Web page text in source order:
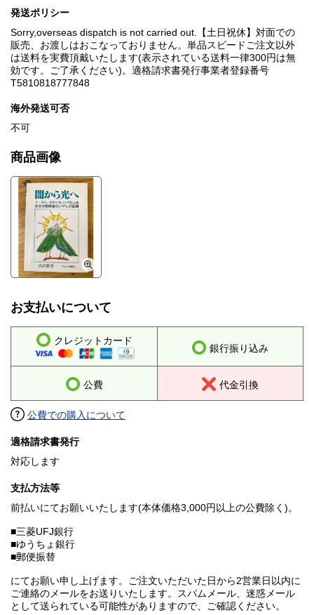
発送ポリシー
Sorry,overseas dispatch is not carried out.【土日祝休】対面での
販売、お渡しはおこなっておりません。単品スピードご注文以外
は送料を実費頂戴いたします(表示されている送料一律300円は無
効です。ご了承ください)。適格請求書発行事業者登録番号
T5810818777848
海外発送可否
不可
商品画像
お支払いについて
クレジットカード
銀行振り込み
公費 代金引換
公費での購入について
適格請求書発行
対応します
支払方法等
前払いにてお願いいたします(本体価格3,000円以上の公費除く)。
■三菱UFJ銀行
■ゆうちょ銀行
■郵便振替
にてお願い申し上げます。ご注文いただいた日から2営業日以内に
ご連絡のメールをお送りいたします。スパムメール、迷惑メール
として送られている可能性がありますので、ご確認ください。